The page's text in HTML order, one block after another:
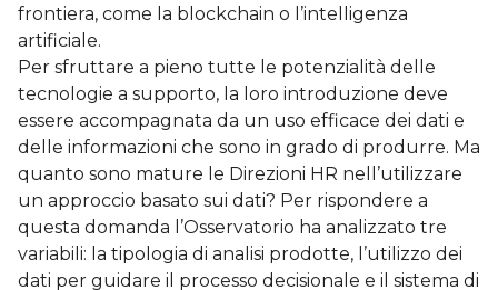
frontiera, come la blockchain o l’intelligenza
artificiale.
Per sfruttare a pieno tutte le potenzialità delle
tecnologie a supporto, la loro introduzione deve
essere accompagnata da un uso efficace dei dati e
delle informazioni che sono in grado di produrre. Ma
quanto sono mature le Direzioni HR nell’utilizzare
un approccio basato sui dati? Per rispondere a
questa domanda l’Osservatorio ha analizzato tre
variabili: la tipologia di analisi prodotte, l’utilizzo dei
dati per guidare il processo decisionale e il sistema di